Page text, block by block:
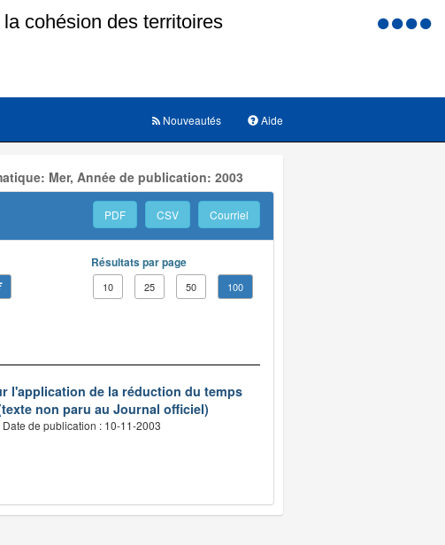
Menu
Aide
Nouveautés
Mer, Année de publication: 2003
PDF CSV Courriel
Résultats par page
10 25 50 100
l'application de la réduction du temps
non paru au Journal officiel)
Date de publication : 10-11-2003